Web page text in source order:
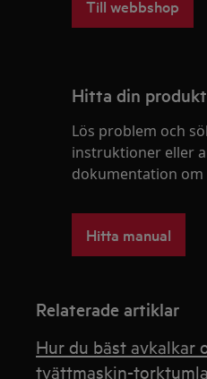
Till webbshop
Hitta din
Lös problem och
instruktioner eller
dokumentation
Hitta manual
Relaterade artiklar
Hur du bäst avkalkar
tvättmaskin-